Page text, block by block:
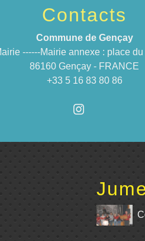
Contacts
Commune de Gençay
------Mairie annexe : place
86160 Gençay - FRANCE
+33 5 16 83 80 86